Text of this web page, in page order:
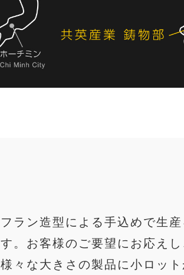
フラン造型による手込めで生
す。お客様のご要望にお応え
様々な大きさの製品に小ロッ